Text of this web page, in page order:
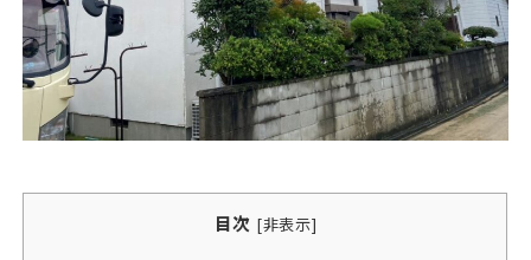
目次 [非表示]